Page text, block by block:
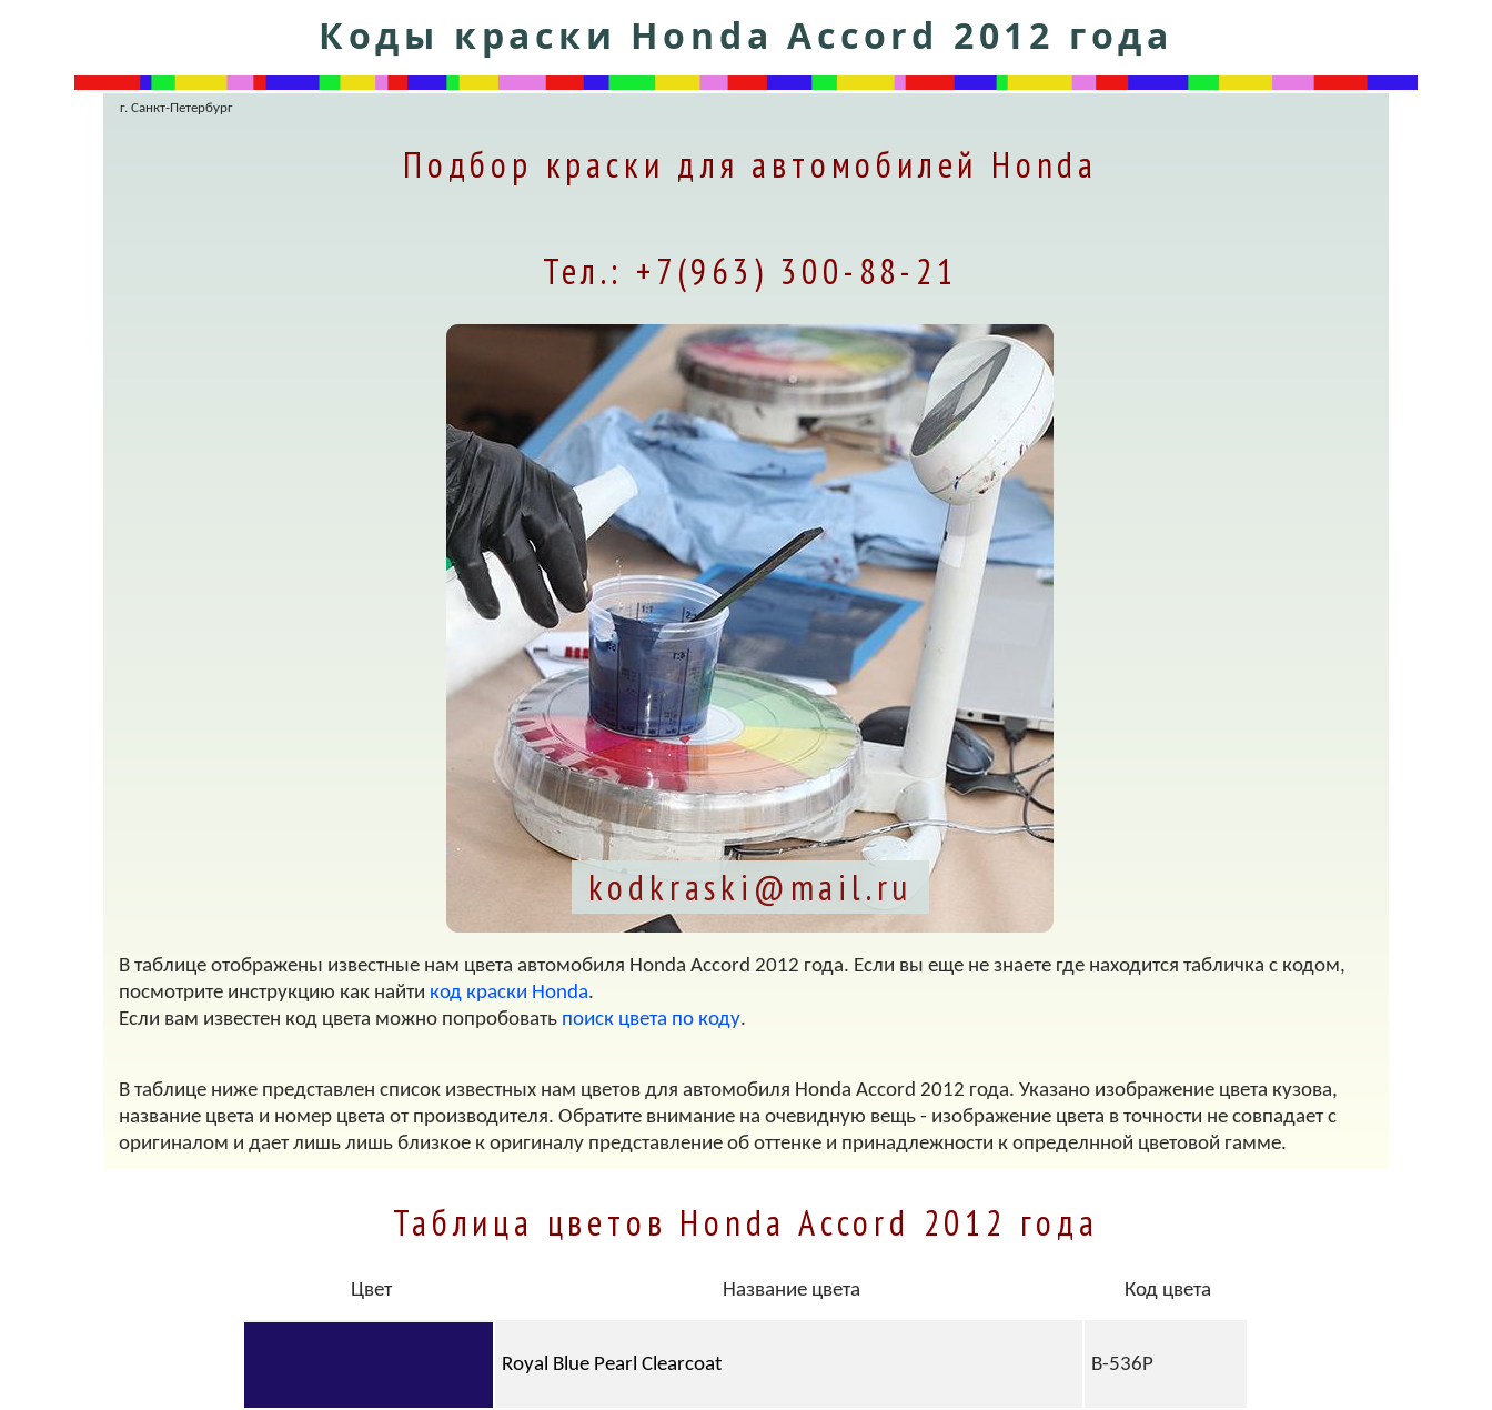
Коды краски Honda Accord 2012 года
г. Санкт-Петербург
Подбор краски для автомобилей Honda
Тел.: +7(963) 300-88-21
kodkraski@mail.ru
В таблице отображены известные нам цвета автомобиля Honda Accord 2012 года. Если вы еще не знаете где находится табличка с кодом,
посмотрите инструкцию как найти код краски Honda.
Если вам известен код цвета можно попробовать поиск цвета по коду.
В таблице ниже представлен список известных нам цветов для автомобиля Honda Accord 2012 года. Указано изображение цвета кузова,
название цвета и номер цвета от производителя. Обратите внимание на очевидную вещь - изображение цвета в точности не совпадает с
оригиналом и дает лишь лишь близкое к оригиналу представление об оттенке и принадлежности к определнной цветовой гамме.
Таблица цветов Honda Accord 2012 года
Цвет Название цвета Код цвета
Royal Blue Pearl Clearcoat B-536P